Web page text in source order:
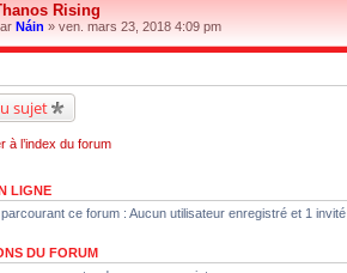
Rising
Náin » ven. mars 23, 2018 4:09 pm
sujet
à l’index du forum
LIGNE
ce forum : Aucun utilisateur enregistré et 1 invité
DU FORUM